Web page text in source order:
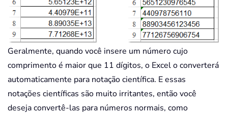
Geralmente, quando você insere um número cujo
comprimento é maior que 11 dígitos, o Excel o converterá
automaticamente para notação científica. E essas
notações científicas são muito irritantes, então você
deseja convertê-las para números normais, como